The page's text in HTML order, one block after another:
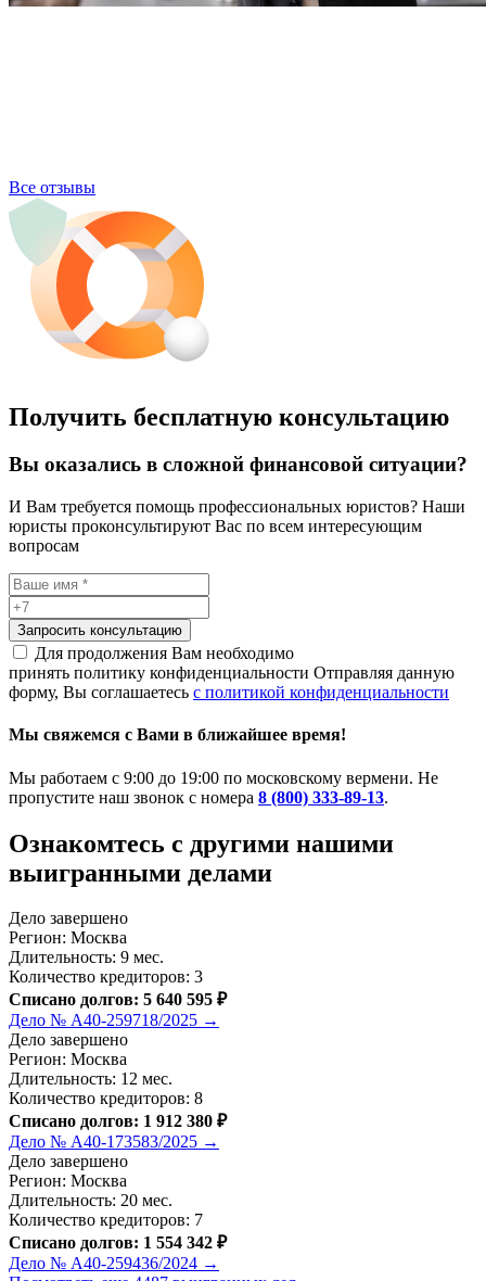
Все отзывы
Получить бесплатную консультацию
Вы оказались в сложной финансовой ситуации?
И Вам требуется помощь профессиональных юристов? Наши
юристы проконсультируют Вас по всем интересующим
вопросам
Запросить консультацию
Для продолжения Вам необходимо
принять политику конфиденциальности Отправляя данную
форму, Вы соглашаетесь с политикой конфиденциальности
Мы свяжемся с Вами в ближайшее время!
Мы работаем с 9:00 до 19:00 по московскому вермени. Не
пропустите наш звонок с номера 8 (800) 333-89-13.
Ознакомтесь c другими нашими
выигранными делами
Дело завершено
Регион: Москва
Длительность: 9 мес.
Количество кредиторов: 3
Списано долгов: 5 640 595 ₽
Дело № А40-259718/2025 →
Дело завершено
Регион: Москва
Длительность: 12 мес.
Количество кредиторов: 8
Списано долгов: 1 912 380 ₽
Дело № А40-173583/2025 →
Дело завершено
Регион: Москва
Длительность: 20 мес.
Количество кредиторов: 7
Списано долгов: 1 554 342 ₽
Дело № А40-259436/2024 →